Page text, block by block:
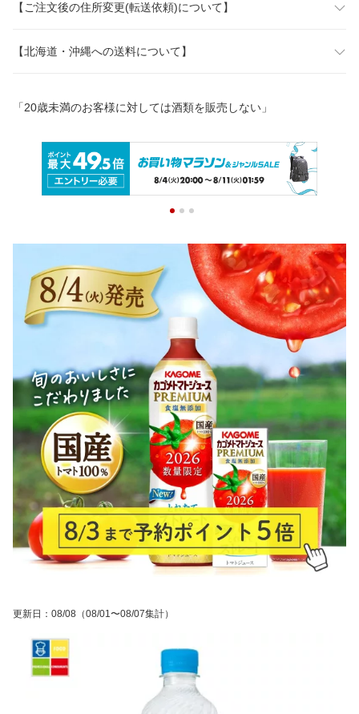
【ご注文後の住所変更(転送依頼)について】
【北海道・沖縄への送料について】
「20歳未満のお客様に対しては酒類を販売しない」
更新日 ： 08/08 （08/01〜08/07集計）